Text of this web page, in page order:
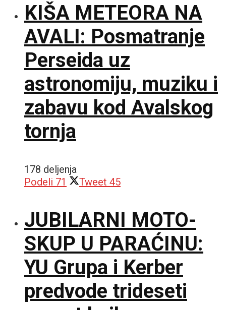
KIŠA METEORA NA
AVALI: Posmatranje
Perseida uz
astronomiju, muziku i
zabavu kod Avalskog
tornja
178 deljenja
Podeli 71 Tweet 45
JUBILARNI MOTO-
SKUP U PARAĆINU:
YU Grupa i Kerber
predvode trideseti